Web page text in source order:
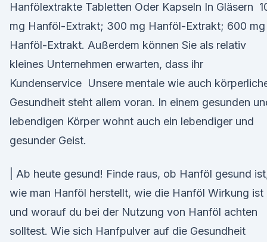
Hanfölextrakte Tabletten Oder Kapseln In Gläsern
mg Hanföl-Extrakt; 300 mg Hanföl-Extrakt; 600 mg
Hanföl-Extrakt. Außerdem können Sie als relativ
kleines Unternehmen erwarten, dass ihr
Kundenservice Unsere mentale wie auch
Gesundheit steht allem voran. In einem gesunden
lebendigen Körper wohnt auch ein lebendiger und
gesunder Geist.
| Ab heute gesund! Finde raus, ob Hanföl gesund
wie man Hanföl herstellt, wie die Hanföl Wirkung ist
und worauf du bei der Nutzung von Hanföl achten
solltest. Wie sich Hanfpulver auf die Gesundheit